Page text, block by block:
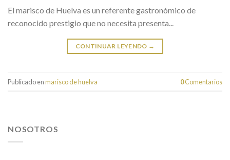
El marisco de Huelva es un referente gastronómico de
reconocido prestigio que no necesita presenta...
CONTINUAR LEYENDO →
Publicado enmarisco de huelva 0Comentarios
NOSOTROS